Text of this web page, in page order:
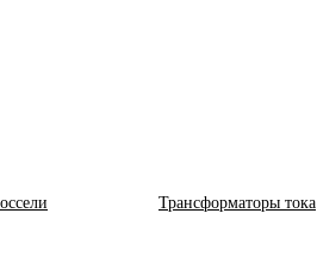
Трансформаторы тока